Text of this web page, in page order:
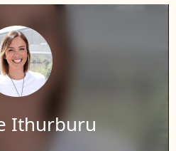
Ithurburu